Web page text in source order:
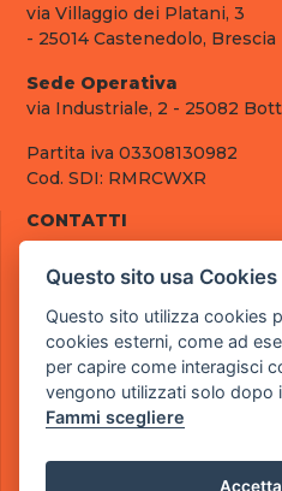
via Villaggio dei Platani, 3
- 25014 Castenedolo, Brescia
Sede Operativa
via Industriale, 2 - 25082
Partita iva 03308130982
Cod. SDI: RMRCWXR
CONTATTI
tel.: +39 030 376 2377
pec:
LINK UTILI
Chi siamo
Informazioni generali
Questo sito usa Cookies
Questo sito utilizza cookies
cookies esterni, come ad
per capire come interagisci
vengono utilizzati solo dopo
Fammi scegliere